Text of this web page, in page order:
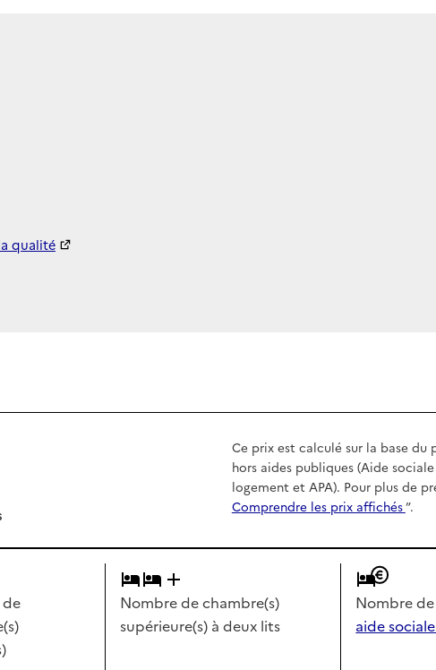
qualité
Ce prix est calculé sur la base du
hors aides publiques (Aide
logement et APA). Pour plus de
Comprendre les prix affichés”.
Nombre de chambre(s)
supérieure(s) à deux lits
Nombre
aide